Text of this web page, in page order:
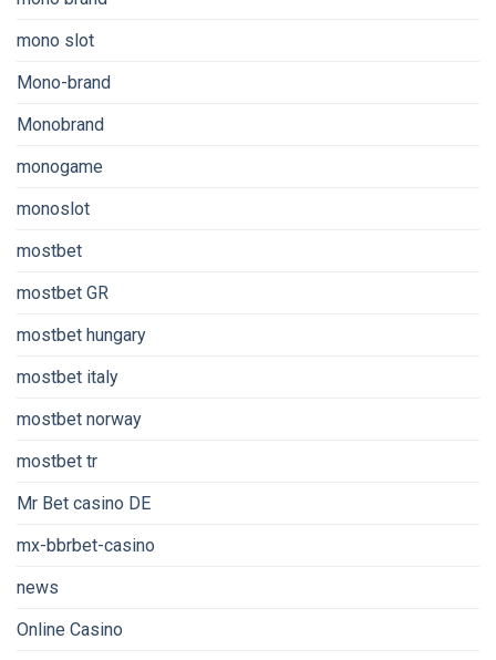
mono slot
Mono-brand
Monobrand
monogame
monoslot
mostbet
mostbet GR
mostbet hungary
mostbet italy
mostbet norway
mostbet tr
Mr Bet casino DE
mx-bbrbet-casino
news
Online Casino